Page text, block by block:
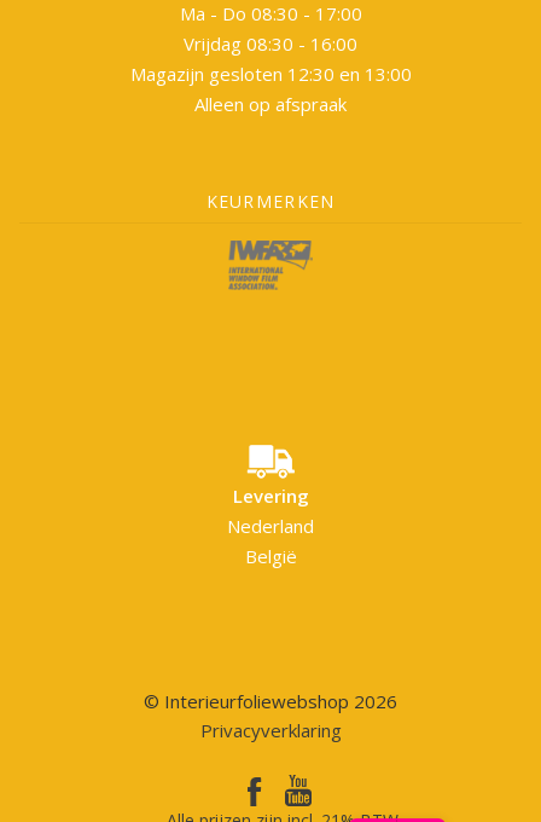
Ma - Do 08:30 - 17:00
Vrijdag 08:30 - 16:00
Magazijn gesloten 12:30 en 13:00
Alleen op afspraak
KEURMERKEN
Levering
Nederland
België
© Interieurfoliewebshop 2026
Privacyverklaring